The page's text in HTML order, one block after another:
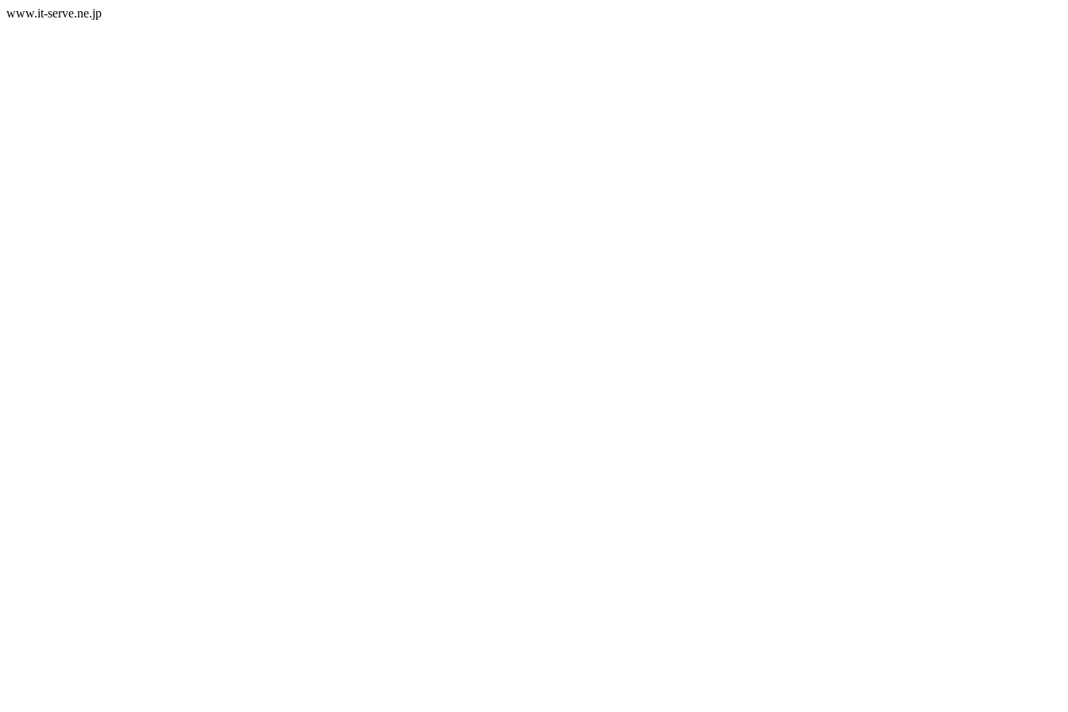
www.it-serve.ne.jp